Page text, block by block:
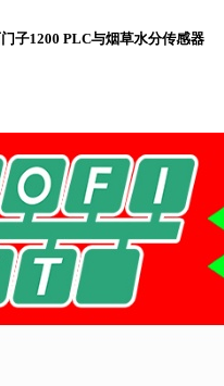
子1200 PLC与烟草水分传感器